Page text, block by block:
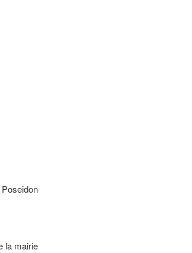
mairie